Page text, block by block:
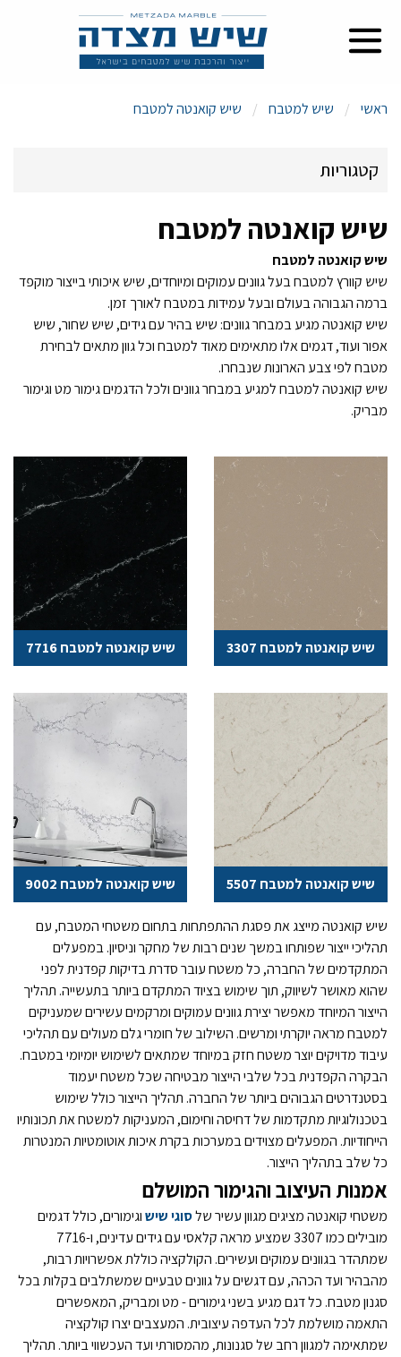
ראשי שיש למטבח שיש קואנטה למטבח
קטגוריות
שיש אבן קיסר למטבח
שיש גרניט למטבח
שיש פורצלן אבן קיסר למטבח
שיש פורצלן אינפיניטי למטבח
שיש פורצלן אטלס למטבח
שיש דקטון למטבח
שיש פורצלן אסקלה למטבח
שיש פורצלן נובו קורסו למטבח
שיש קיי סטון למטבח
שיש קואנטה למטבח
שיש אנובה למטבח
שיש קונצ'טו
משטחי שיש לאמבטיה
שיש גרניט למטבח טאג' מאהל
משטח שיש למטבח
שיש גרניט עם תאורה
שיש טבעי למטבח
קנט שיש למטבח
שיש קואנטה למטבח
שיש קואנטה למטבח
שיש קוורץ למטבח בעל גוונים עמוקים ומיוחדים, שיש איכותי בייצור מוקפד
ברמה הגבוהה בעולם ובעל עמידות במטבח לאורך זמן.
שיש קואנטה מגיע במבחר גוונים: שיש בהיר עם גידים, שיש שחור, שיש
אפור ועוד, דגמים אלו מתאימים מאוד למטבח וכל גוון מתאים לבחירת
מטבח לפי צבע הארונות שנבחרו.
שיש קואנטה למטבח למגיע במבחר גוונים ולכל הדגמים גימור מט וגימור
מבריק.
שיש קואנטה למטבח 3307 שיש קואנטה למטבח 7716
שיש קואנטה למטבח 5507 שיש קואנטה למטבח 9002
שיש קואנטה מייצג את פסגת ההתפתחות בתחום משטחי המטבח, עם
תהליכי ייצור שפותחו במשך שנים רבות של מחקר וניסיון. במפעלים
המתקדמים של החברה, כל משטח עובר סדרת בדיקות קפדנית לפני
שהוא מאושר לשיווק, תוך שימוש בציוד המתקדם ביותר בתעשייה. תהליך
הייצור המיוחד מאפשר יצירת גוונים עמוקים ומרקמים עשירים שמעניקים
למטבח מראה יוקרתי ומרשים. השילוב של חומרי גלם מעולים עם תהליכי
עיבוד מדויקים יוצר משטח חזק במיוחד שמתאים לשימוש יומיומי במטבח.
הבקרה הקפדנית בכל שלבי הייצור מבטיחה שכל משטח יעמוד
בסטנדרטים הגבוהים ביותר של החברה. תהליך הייצור כולל שימוש
בטכנולוגיות מתקדמות של דחיסה וחימום, המעניקות למשטח את תכונותיו
הייחודיות. המפעלים מצוידים במערכות בקרת איכות אוטומטיות המנטרות
כל שלב בתהליך הייצור.
אמנות העיצוב והגימור המושלם
משטחי קואנטה מציגים מגוון עשיר שלסוגי שישוגימורים, כולל דגמים
מובילים כמו 3307 שמציע מראה קלאסי עם גידים עדינים, ו-7716
שמתהדר בגוונים עמוקים ועשירים. הקולקציה כוללת אפשרויות רבות,
מהבהיר ועד הכהה, עם דגשים על גוונים טבעיים שמשתלבים בקלות בכל
סגנון מטבח. כל דגם מגיע בשני גימורים - מט ומבריק, המאפשרים
התאמה מושלמת לכל העדפה עיצובית. המעצבים יצרו קולקציה
שמתאימה למגוון רחב של סגנונות, מהמסורתי ועד העכשווי ביותר. תהליך